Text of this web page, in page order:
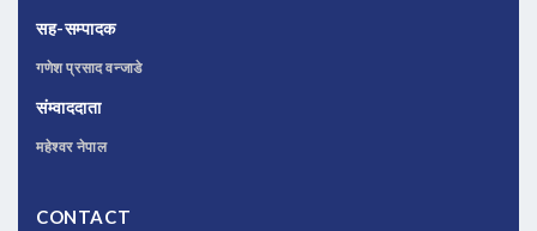
सह-सम्पादक
गणेश प्रसाद वन्जाडे
संम्वाददाता
महेश्वर नेपाल
CONTACT